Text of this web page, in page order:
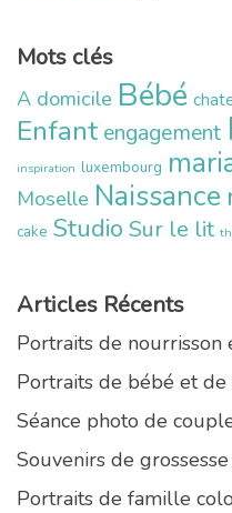
Mots clés
A domicile Bébé
Enfant engagement
inspiration luxembourg
Moselle Naissance
cake Studio Sur le lit
Articles Récents
Portraits de nourrisson
Portraits de bébé et
Séance photo de
Souvenirs de
Portraits de famille